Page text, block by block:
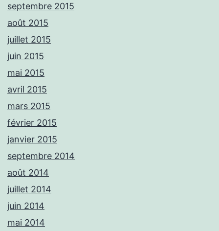
septembre 2015
août 2015
juillet 2015
juin 2015
mai 2015
avril 2015
mars 2015
février 2015
janvier 2015
septembre 2014
août 2014
juillet 2014
juin 2014
mai 2014